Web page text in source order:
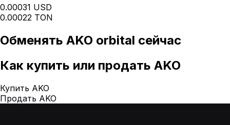
0.00031 USD
0.00022 TON
Обменять AKO orbital сейчас
Как купить или продать AKO
Купить AKO
Продать AKO